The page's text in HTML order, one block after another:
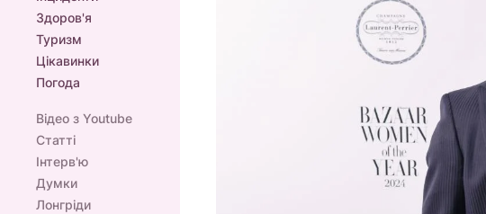
Здоров'я
Туризм
Цікавинки
Погода
Відео з Youtube
Статті
Інтерв'ю
Думки
Лонгріди